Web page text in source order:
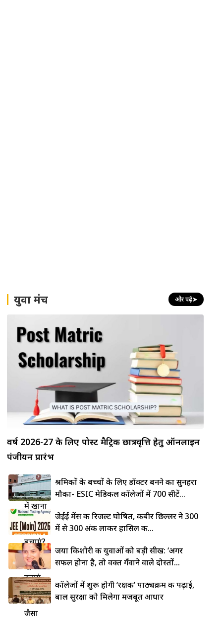
लोहे की
कड़ाही
में खाना
चिपकने
से कैसे
बचाएं?
5 देसी
ट्रिक्स से
बनाएं
नॉन-
स्टिक
जैसा
युवा मंच और पढ़ें➤
वर्ष 2026-27 के लिए पोस्ट मैट्रिक छात्रवृत्ति हेतु ऑनलाइन
पंजीयन प्रारंभ
श्रमिकों के बच्चों के लिए डॉक्टर बनने का सुनहरा
मौका- ESIC मेडिकल कॉलेजों में 700 सीटें...
जेईई मेंस की रिजल्ट घोषित, कबीर छिल्लर ने 300
में से 300 अंक लाकर हासिल की...
जया किशोरी की युवाओं को बड़ी सीख: ‘अगर
सफल होना है, तो वक्त गँवाने वाले दोस्तों...
कॉलेजों में शुरू होगी ‘रक्षक’ पाठ्यक्रम की पढ़ाई,
बाल सुरक्षा को मिलेगा मजबूत आधार